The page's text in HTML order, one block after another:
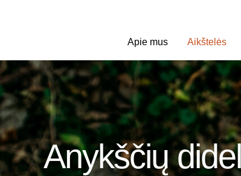
Apie mus Aikštelės
Anykščių